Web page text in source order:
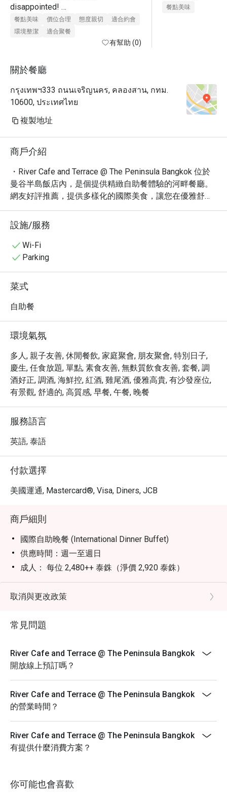
disappointed!
The by far best buffet in Bangkok
餐點美味 價位合理 態度親切
適合約會
環境整潔
適合聚餐
有幫助 (0)
餐點美味
關於餐廳
กรุงเทพฯ333 ถนนเจริญนคร, คลองสาน, กทม.
10600, ประเทศไทย
複製地址
商戶介紹
・River Cafe and Terrace @ The Peninsula Bangkok 位於
曼谷半島飯店內，是個提供精緻自助餐體驗的河畔餐廳。
網友好評推薦，提供多樣化的國際美食，讓您在優雅舒適
的環境中享受美食。
・在這裡，您可以品嚐到新鮮的海鮮、精緻的甜點以及各
式各樣的異國料理。尤其以其豐富的海鮮自助餐和精緻的
燒烤料理聞名，絕對能滿足您的味蕾。鄰近 Charoen
Nakhon 路，交通便利。
Peninsula Bangkok，即可享受高達 5 折的超值優惠！
設施/服務
Wi-Fi
Parking
菜式
自助餐
環境氣氛
多人, 親子友善, 休閒餐飲, 家庭聚會, 朋友聚會, 特別日子,
慶生, 任食放題, 單點, 素食友善, 無麩質飲食友善, 套餐, 調
酒好正, 調酒, 海鮮控, 紅酒, 雞尾酒, 優雅高貴, 有沙發座位,
有景觀, 舒適的, 高質感, 早餐, 午餐, 晚餐
服務語言
英語, 泰語
付款選擇
美國運通, Mastercard®, Visa, Diners, JCB
商戶細則
國際自助晚餐 (International Dinner Buffet)
供應時間：週一至週日
成人： 每位 2,480++ 泰銖（淨價 2,920 泰銖）
兒童 (6-11 歲)： 每位 1,240++ 泰銖（淨價 1,460 泰
銖）
冰鎮海鮮： 花蟹、青口貝、虎蝦、生蠔、壽司及生魚
每日燒烤： 戰斧牛排、大頭蝦、菲力牛排。
現切餐台： 戰斧牛排、煙燻豬肩肉、楓糖醃燻火腿。
每日輪換菜色： 威靈頓鮭魚、鹽烤安達曼鱸魚、冷盤與
起司、素食料理及各式甜點、冰淇淋。
特定日期供應。自助餐不包含飲用水或其他飲料。
條款與細則
費，除非特別註明。
取消與更改政策
常見問題
River Cafe and Terrace @ The Peninsula Bangkok
開放線上預訂嗎？
River Cafe and Terrace @ The Peninsula Bangkok
的營業時間？
River Cafe and Terrace @ The Peninsula Bangkok
有提供什麼消費方案？
你可能也會喜歡